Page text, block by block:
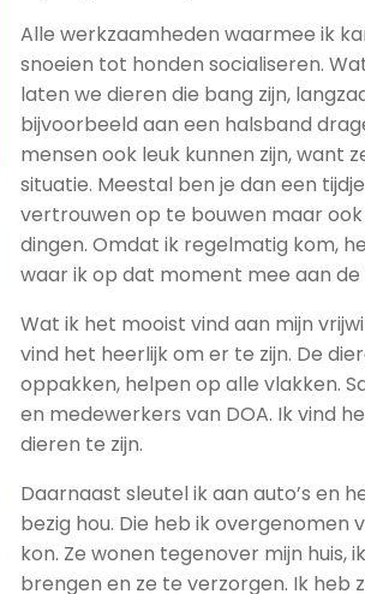
Alle werkzaamheden waarmee ik
snoeien tot honden socialiseren.
laten we dieren die bang zijn,
bijvoorbeeld aan een halsband
mensen ook leuk kunnen zijn, want
situatie. Meestal ben je dan een
vertrouwen op te bouwen maar
dingen. Omdat ik regelmatig kom,
waar ik op dat moment mee aan de
Wat ik het mooist vind aan mijn
vind het heerlijk om er te zijn. De
oppakken, helpen op alle vlakken.
en medewerkers van DOA. Ik vind
dieren te zijn.
Daarnaast sleutel ik aan auto’s en
bezig hou. Die heb ik
kon. Ze wonen tegenover mijn
brengen en ze te verzorgen. Ik heb